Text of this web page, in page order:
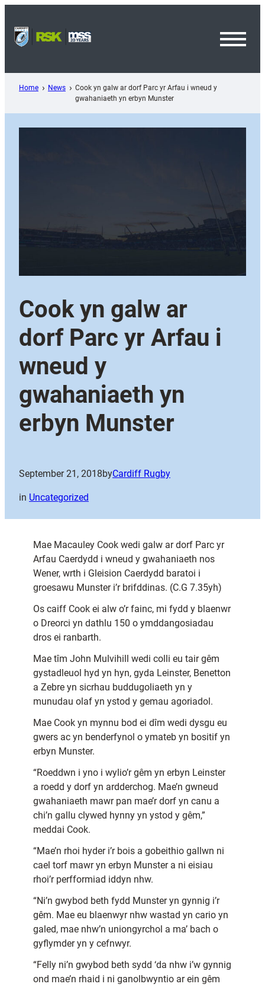
content
Home News
Cook yn galw ar dorf Parc yr Arfau i wneud y
gwahaniaeth yn erbyn Munster
Cook yn galw ar
dorf Parc yr Arfau i
wneud y
gwahaniaeth yn
erbyn Munster
September 21, 2018byCardiff Rugby
in Uncategorized
Mae Macauley Cook wedi galw ar dorf Parc yr
Arfau Caerdydd i wneud y gwahaniaeth nos
Wener, wrth i Gleision Caerdydd baratoi i
groesawu Munster i’r brifddinas. (C.G 7.35yh)
Os caiff Cook ei alw o’r fainc, mi fydd y blaenwr
o Dreorci yn dathlu 150 o ymddangosiadau
dros ei ranbarth.
Mae tîm John Mulvihill wedi colli eu tair gêm
gystadleuol hyd yn hyn, gyda Leinster, Benetton
a Zebre yn sicrhau buddugoliaeth yn y
munudau olaf yn ystod y gemau agoriadol.
Mae Cook yn mynnu bod ei dîm wedi dysgu eu
gwers ac yn benderfynol o ymateb yn bositif yn
erbyn Munster.
“Roeddwn i yno i wylio’r gêm yn erbyn Leinster
a roedd y dorf yn ardderchog. Mae’n gwneud
gwahaniaeth mawr pan mae’r dorf yn canu a
chi’n gallu clywed hynny yn ystod y gêm,”
meddai Cook.
“Mae’n rhoi hyder i’r bois a gobeithio gallwn ni
cael torf mawr yn erbyn Munster a ni eisiau
rhoi’r perfformiad iddyn nhw.
“Ni’n gwybod beth fydd Munster yn gynnig i’r
gêm. Mae eu blaenwyr nhw wastad yn cario yn
galed, mae nhw’n uniongyrchol a ma’ bach o
gyflymder yn y cefnwyr.
“Felly ni’n gwybod beth sydd ‘da nhw i’w gynnig
ond mae’n rhaid i ni ganolbwyntio ar ein gêm